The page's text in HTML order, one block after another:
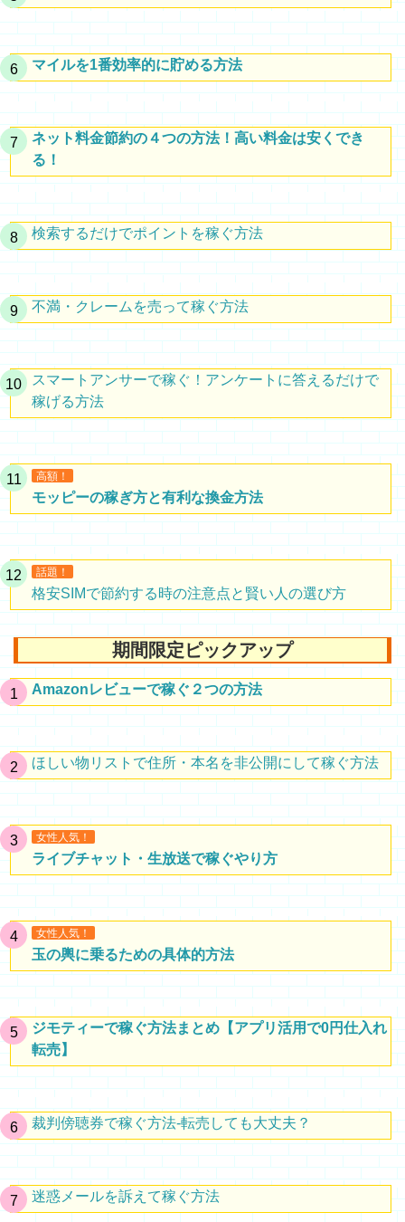
マイルを1番効率的に貯める方法
ネット料金節約の４つの方法！高い料金は安くでき
る！
検索するだけでポイントを稼ぐ方法
不満・クレームを売って稼ぐ方法
スマートアンサーで稼ぐ！アンケートに答えるだけで
稼げる方法
高額！
モッピーの稼ぎ方と有利な換金方法
話題！
格安SIMで節約する時の注意点と賢い人の選び方
期間限定ピックアップ
Amazonレビューで稼ぐ２つの方法
ほしい物リストで住所・本名を非公開にして稼ぐ方法
女性人気！
ライブチャット・生放送で稼ぐやり方
女性人気！
玉の輿に乗るための具体的方法
ジモティーで稼ぐ方法まとめ【アプリ活用で0円仕入れ
転売】
裁判傍聴券で稼ぐ方法-転売しても大丈夫？
迷惑メールを訴えて稼ぐ方法